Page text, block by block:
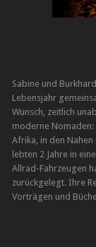
Sabine und
Lebensjahr
Wunsch, zeitlich
moderne Nomaden:
Afrika, in den
lebten 2 Jahre in
Allrad-Fahrzeugen
zurückgelegt. Ihre
Vorträgen und